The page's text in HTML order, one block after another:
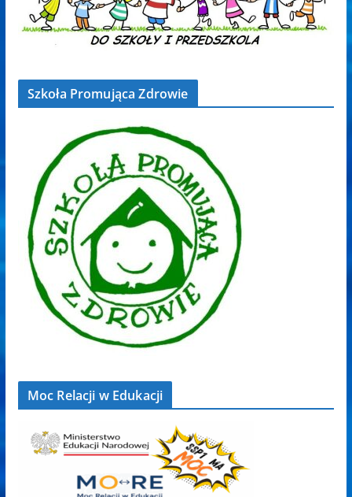
Szkoła Promująca Zdrowie
Moc Relacji w Edukacji